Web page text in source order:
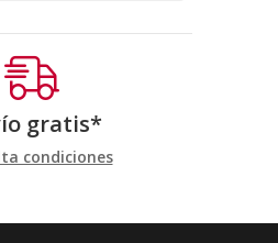
gratis*
condiciones